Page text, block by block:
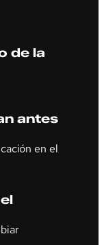
de la
antes
en el